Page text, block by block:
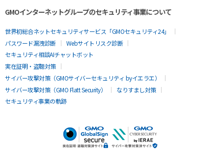
GMOインターネットグループのセキュリティ事業について
世界初総合ネットセキュリティサービス「GMOセキュリティ24」
パスワード漏洩診断
Webサイトリスク診断
セキュリティ相談AIチャットボット
実在証明・盗聴対策
サイバー攻撃対策（GMOサイバーセキュリティ byイエラエ）
サイバー攻撃対策（GMO Flatt Security）
なりすまし対策
セキュリティ事業の軌跡